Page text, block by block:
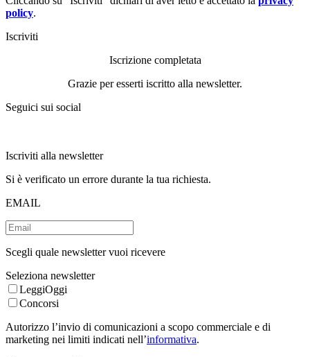
policy.
Iscriviti
Iscrizione completata
Grazie per esserti iscritto alla newsletter.
Seguici sui social
Iscriviti alla newsletter
Si è verificato un errore durante la tua richiesta.
EMAIL
Scegli quale newsletter vuoi ricevere
Seleziona newsletter
LeggiOggi
Concorsi
Autorizzo l’invio di comunicazioni a scopo commerciale e di
marketing nei limiti indicati nell’informativa.